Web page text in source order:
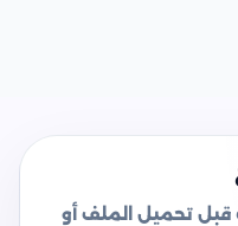
قبل تحميل الملف أو